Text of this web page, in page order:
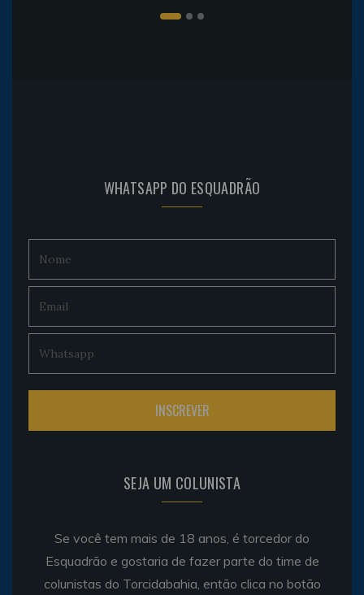
WHATSAPP DO ESQUADRÃO
SEJA UM COLUNISTA
Se você tem mais de 18 anos, é torcedor do
Esquadrão e gostaria de fazer parte do time de
colunistas do Torcidabahia, então clica no botão